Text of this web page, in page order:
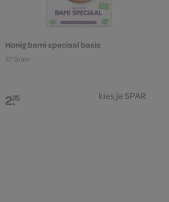
Honig bami speciaal basis
37 Gram
2.25 kies je SPAR